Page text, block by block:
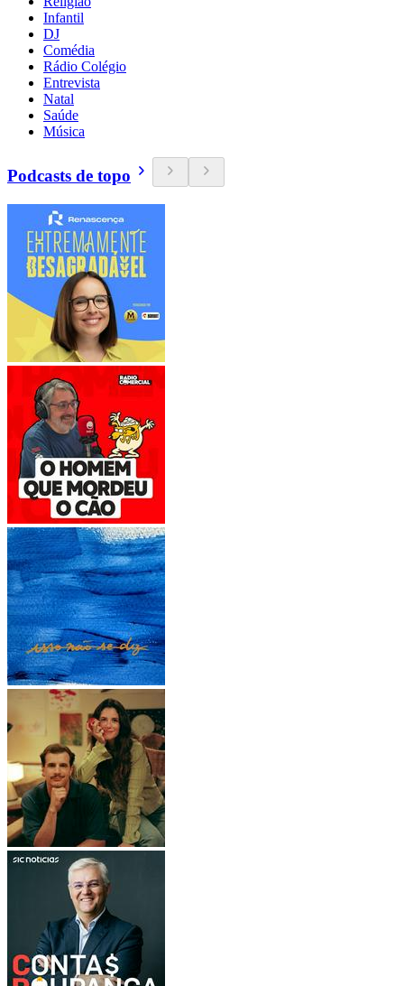
Infantil
DJ
Comédia
Rádio Colégio
Entrevista
Natal
Saúde
Música
Podcasts de topo